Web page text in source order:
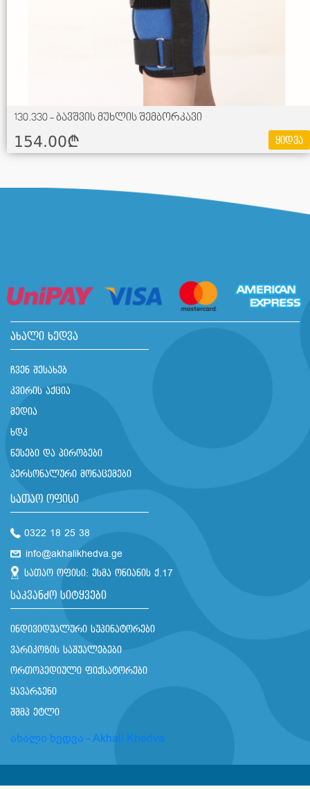
130.330 - ბავშვის მუხლის შემბორკავი
154.00¢ ყიდვა
ახალი ხედვა
ჩვენ შესახებ
კვირის აქცია
მედია
ხდკ
წესები და პირობები
პერსონალური მონაცემები
სათაო ოფისი
0322 18 25 38
info@akhalikhedva.ge
სათაო ოფისი: ესმა ონიანის ქ.17
საკვანძო სიტყვები
ინდივიდუალური სუპინატორები
ვარიკოზის საშუალებები
ორთოპედიული ფიქსატორები
ყავარჯენი
შშმპ ეტლი
ახალი ხედვა - Akhali Khedva